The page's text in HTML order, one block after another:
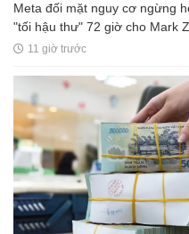
Meta đối mặt nguy cơ ngừng
"tối hậu thư" 72 giờ cho Mark
11 giờ trước